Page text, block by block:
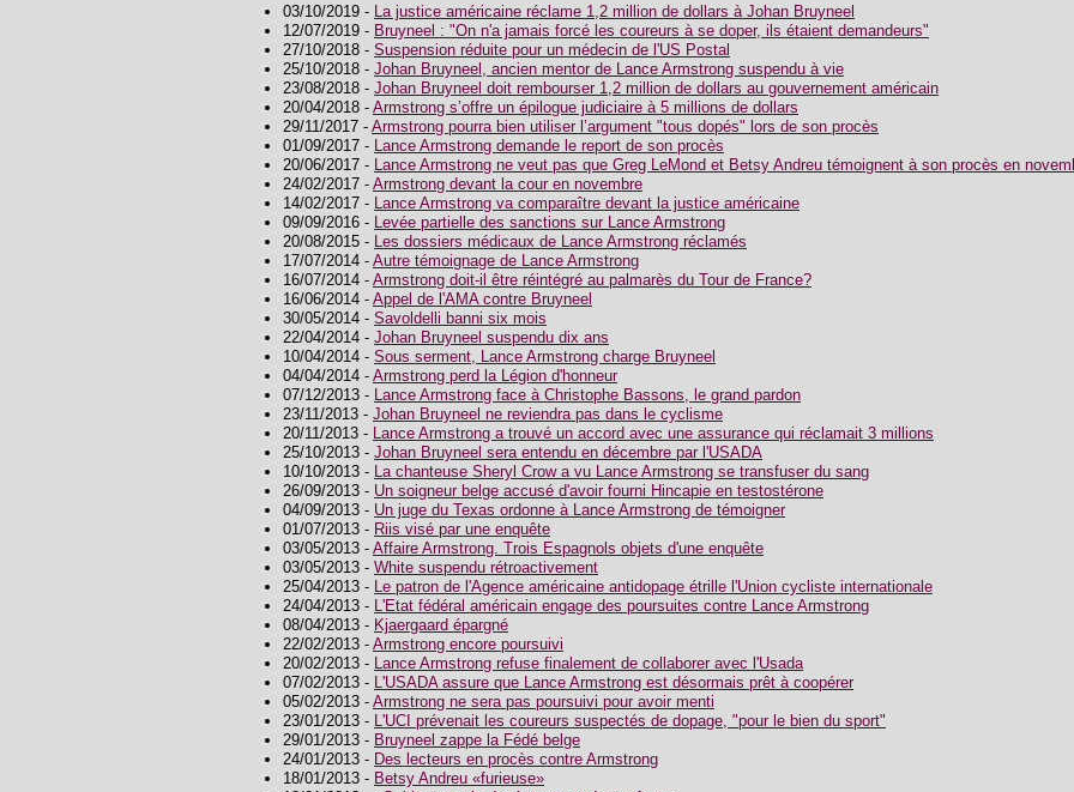
03/10/2019 -
La justice américaine réclame 1,2 million de dollars à Johan Bruyneel
12/07/2019 - Bruyneel : "On n'a jamais forcé les coureurs à se doper, ils étaient demandeurs"
27/10/2018 - Suspension réduite pour un médecin de l'US Postal
25/10/2018 - Johan Bruyneel, ancien mentor de Lance Armstrong suspendu à vie
23/08/2018 - Johan Bruyneel doit rembourser 1,2 million de dollars au gouvernement américain
20/04/2018 - Armstrong s’offre un épilogue judiciaire à 5 millions de dollars
29/11/2017 - Armstrong pourra bien utiliser l’argument "tous dopés" lors de son procès
01/09/2017 -
Lance Armstrong demande le report de son procès
20/06/2017 -
Lance Armstrong ne veut pas que Greg LeMond et Betsy Andreu témoignent à son procès en
24/02/2017 - Armstrong devant la cour en novembre
14/02/2017 -
Lance Armstrong va comparaître devant la justice américaine
09/09/2016 -
Levée partielle des sanctions sur Lance Armstrong
20/08/2015 -
Les dossiers médicaux de Lance Armstrong réclamés
17/07/2014 - Autre témoignage de Lance Armstrong
16/07/2014 - Armstrong doit-il être réintégré au palmarès du Tour de France?
16/06/2014 - Appel de l'AMA contre Bruyneel
30/05/2014 - Savoldelli banni six mois
22/04/2014 - Johan Bruyneel suspendu dix ans
10/04/2014 - Sous serment, Lance Armstrong charge Bruyneel
04/04/2014 - Armstrong perd la Légion d'honneur
07/12/2013 -
Lance Armstrong face à Christophe Bassons, le grand pardon
23/11/2013 - Johan Bruyneel ne reviendra pas dans le cyclisme
20/11/2013 -
Lance Armstrong a trouvé un accord avec une assurance qui réclamait 3 millions
25/10/2013 - Johan Bruyneel sera entendu en décembre par l'USADA
10/10/2013 -
La chanteuse Sheryl Crow a vu Lance Armstrong se transfuser du sang
26/09/2013 - Un soigneur belge accusé d'avoir fourni Hincapie en testostérone
04/09/2013 - Un juge du Texas ordonne à Lance Armstrong de témoigner
01/07/2013 - Riis visé par une enquête
03/05/2013 - Affaire Armstrong. Trois Espagnols objets d'une enquête
03/05/2013 - White suspendu rétroactivement
25/04/2013 -
Le patron de l'Agence américaine antidopage étrille l'Union cycliste internationale
24/04/2013 -
L'Etat fédéral américain engage des poursuites contre Lance Armstrong
08/04/2013 - Kjaergaard épargné
22/02/2013 - Armstrong encore poursuivi
20/02/2013 -
Lance Armstrong refuse finalement de collaborer avec l'Usada
07/02/2013 -
L'USADA assure que Lance Armstrong est désormais prêt à coopérer
05/02/2013 - Armstrong ne sera pas poursuivi pour avoir menti
23/01/2013 -
L'UCI prévenait les coureurs suspectés de dopage, "pour le bien du sport"
29/01/2013 - Bruyneel zappe la Fédé belge
24/01/2013 - Des lecteurs en procès contre Armstrong
18/01/2013 - Betsy Andreu «furieuse»